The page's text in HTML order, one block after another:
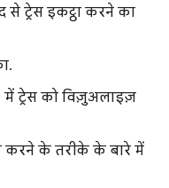
से ट्रेस इकट्ठा करने का
ट्रेस को विज़ुअलाइज़
के तरीके के बारे में